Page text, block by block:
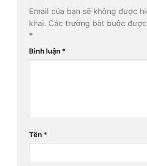
Email của bạn sẽ không được
khai. Các trường bắt buộc
*
Bình luận *
Tên *